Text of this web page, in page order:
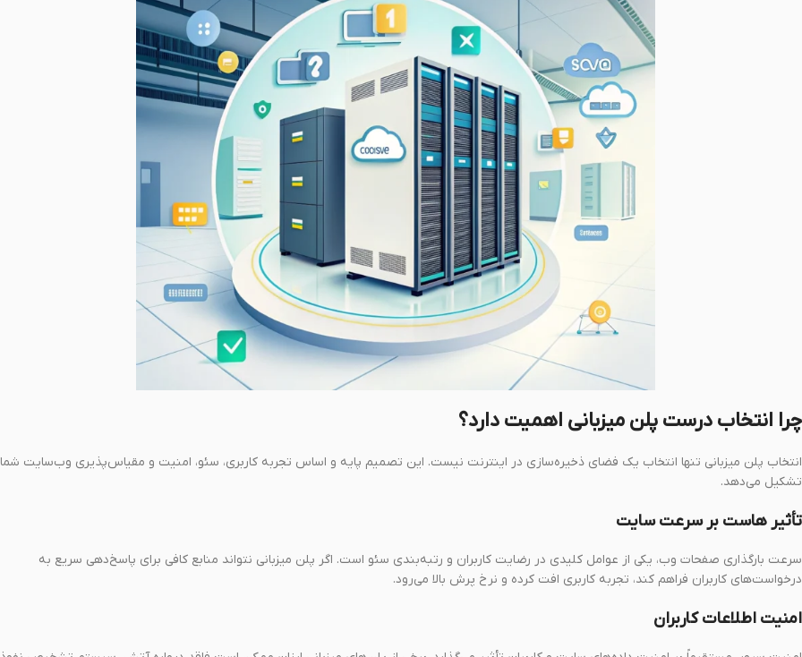
چرا انتخاب درست پلن میزبانی اهمیت دارد؟
انتخاب پلن میزبانی تنها انتخاب یک فضای ذخیره‌سازی در اینترنت نیست. این تصمیم پایه و اساس تجربه کاربری، سئو، امنیت و مقیاس‌پذیری وب‌سایت شما
تشکیل می‌دهد.
تأثیر هاست بر سرعت سایت
سرعت بارگذاری صفحات وب، یکی از عوامل کلیدی در رضایت کاربران و رتبه‌بندی سئو است. اگر پلن میزبانی نتواند منابع کافی برای پاسخ‌دهی سریع به
درخواست‌های کاربران فراهم کند، تجربه کاربری افت کرده و نرخ پرش بالا می‌رود.
امنیت اطلاعات کاربران